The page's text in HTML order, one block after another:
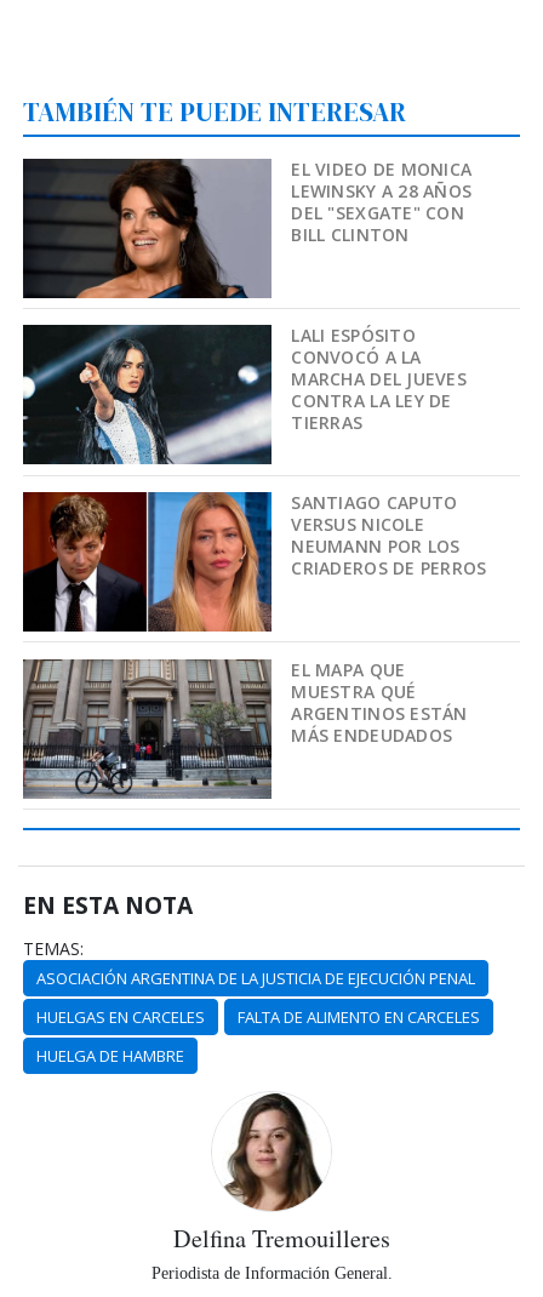
TAMBIÉN TE PUEDE INTERESAR
EL VIDEO DE MONICA
LEWINSKY A 28 AÑOS
DEL "SEXGATE" CON
BILL CLINTON
LALI ESPÓSITO
CONVOCÓ A LA
MARCHA DEL JUEVES
CONTRA LA LEY DE
TIERRAS
SANTIAGO CAPUTO
VERSUS NICOLE
NEUMANN POR LOS
CRIADEROS DE PERROS
EL MAPA QUE
MUESTRA QUÉ
ARGENTINOS ESTÁN
MÁS ENDEUDADOS
EN ESTA NOTA
TEMAS:
ASOCIACIÓN ARGENTINA DE LA JUSTICIA DE EJECUCIÓN PENAL
HUELGAS EN CARCELES
FALTA DE ALIMENTO EN CARCELES
HUELGA DE HAMBRE
Delfina Tremouilleres
Periodista de Información General.